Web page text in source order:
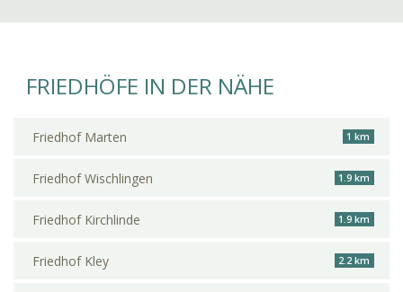
FRIEDHÖFE IN DER NÄHE
Friedhof Marten 1 km
Friedhof Wischlingen 1.9 km
Friedhof Kirchlinde 1.9 km
Friedhof Kley 2.2 km